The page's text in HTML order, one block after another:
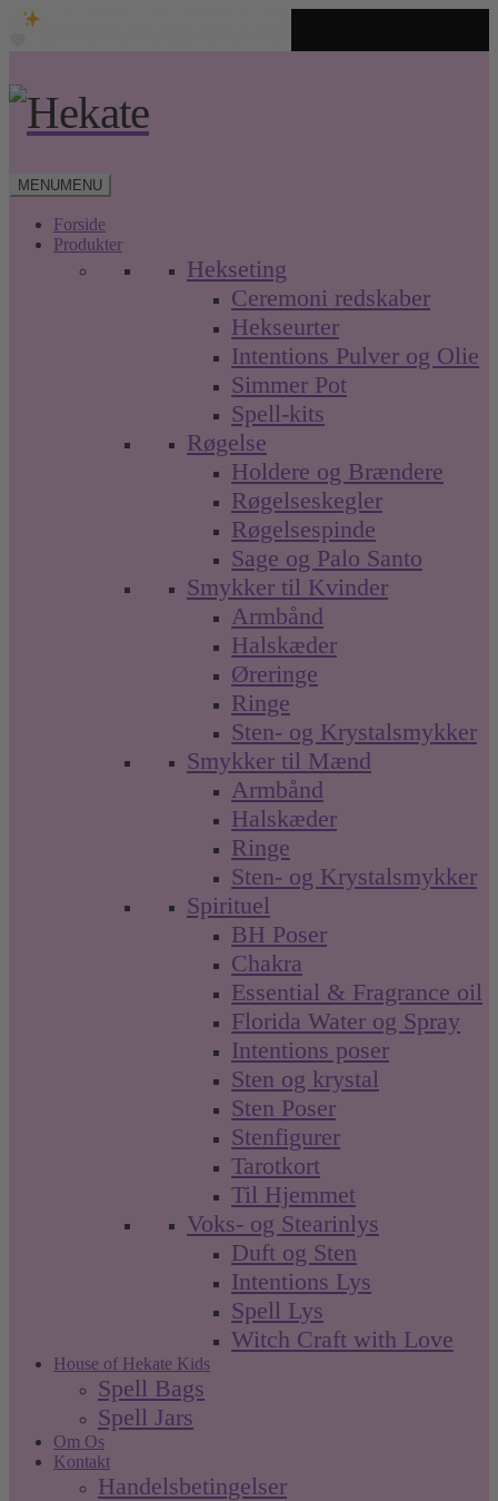
navigation
indhold
MENUMENU
Forside
Produkter
Hekseting
Ceremoni redskaber
Hekseurter
Intentions Pulver og Olie
Simmer Pot
Spell-kits
Røgelse
Holdere og Brændere
Røgelseskegler
Røgelsespinde
Sage og Palo Santo
Smykker til Kvinder
Armbånd
Halskæder
Øreringe
Ringe
Sten- og Krystalsmykker
Smykker til Mænd
Armbånd
Halskæder
Ringe
Sten- og Krystalsmykker
Spirituel
BH Poser
Chakra
Essential & Fragrance oil
Florida Water og Spray
Intentions poser
Sten og krystal
Sten Poser
Stenfigurer
Tarotkort
Til Hjemmet
Voks- og Stearinlys
Duft og Sten
Intentions Lys
Spell Lys
Witch Craft with Love
House of Hekate Kids
Spell Bags
Spell Jars
Om Os
Kontakt
Handelsbetingelser